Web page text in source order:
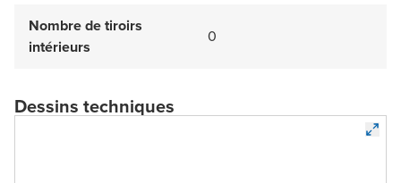
Nombre de tiroirs
intérieurs
0
Dessins techniques